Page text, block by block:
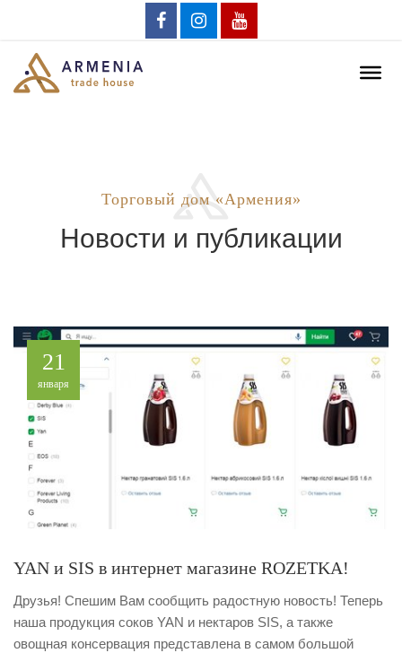
Торговый дом «Армения»
Новости и публикации
21
января
YAN и SIS в интернет магазине ROZETKA!
Друзья! Спешим Вам сообщить радостную новость! Теперь
наша продукция соков YAN и нектаров SIS, а также
овощная консервация представлена в самом большой